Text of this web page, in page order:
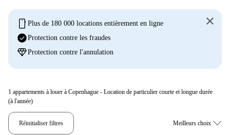
mobile Plus de 180 000 locations entièrement en ligne
check_circleProtection contre les fraudes
diamondProtection contre l'annulation
1 appartements à louer à Copenhague - Location de particulier courte et longue durée
(à l'année)
Réinitialiser filtres